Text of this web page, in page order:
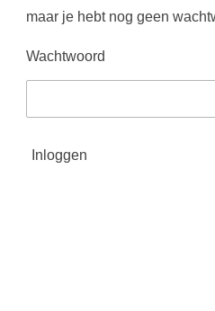
maar je hebt nog geen
Wachtwoord
Inloggen